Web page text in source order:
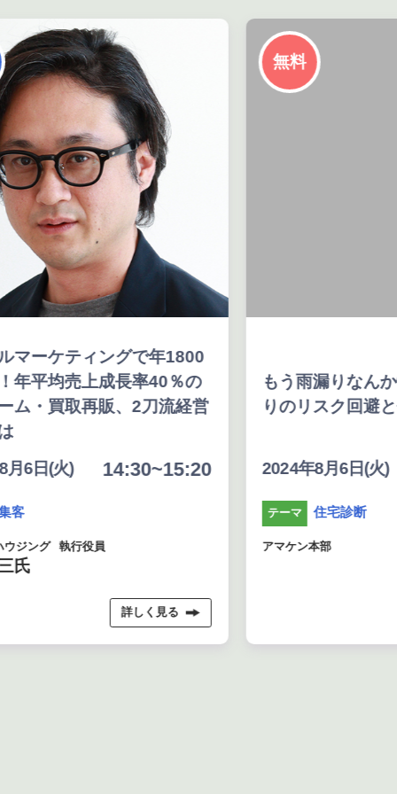
で年1800
率40％の
2刀流経営
もう雨漏りなんか怖くない！雨漏
りのリスク回避と信頼関係の確立
2024年8月6日(火)